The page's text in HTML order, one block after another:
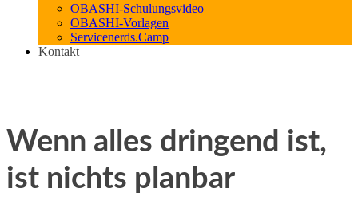
OBASHI-Schulungsvideo
OBASHI-Vorlagen
Servicenerds.Camp
Kontakt
Wenn alles dringend ist,
ist nichts planbar